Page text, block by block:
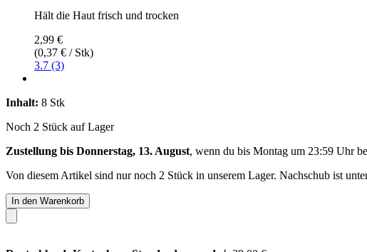
Hält die Haut frisch und trocken
2,99 €
(0,37 € / Stk)
3.7 (3)
Inhalt: 8 Stk
Noch 2 Stück auf Lager
Zustellung bis Donnerstag, 13. August, wenn du bis Montag um 23:59 Uhr
Von diesem Artikel sind nur noch 2 Stück in unserem Lager. Nachschub ist
In den Warenkorb